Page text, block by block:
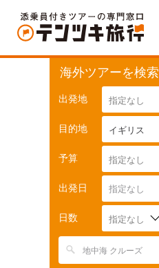
海外ツアーを検索
出発地 指定なし
目的地 イギリス
予算 指定なし
出発日
日数 指定なし